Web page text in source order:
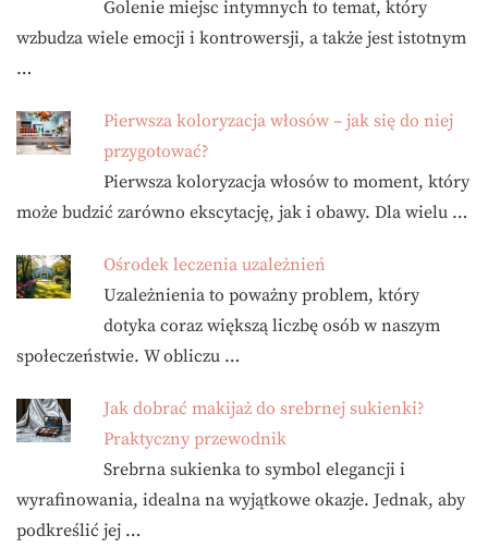
Golenie miejsc intymnych to temat, który
wzbudza wiele emocji i kontrowersji, a także jest istotnym
…
Pierwsza koloryzacja włosów – jak się do niej
przygotować?
Pierwsza koloryzacja włosów to moment, który
może budzić zarówno ekscytację, jak i obawy. Dla wielu …
Ośrodek leczenia uzależnień
Uzależnienia to poważny problem, który
dotyka coraz większą liczbę osób w naszym
społeczeństwie. W obliczu …
Jak dobrać makijaż do srebrnej sukienki?
Praktyczny przewodnik
Srebrna sukienka to symbol elegancji i
wyrafinowania, idealna na wyjątkowe okazje. Jednak, aby
podkreślić jej …